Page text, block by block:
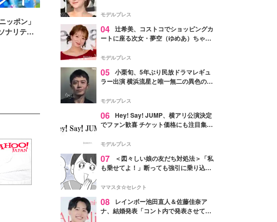
ッポン」
ナリティ
モデルプレス
04 辻希美、コストコでショッピングカ
ートに座る次女・夢空（ゆめあ）ちゃん
ぎ」「成長を感じる」の声
モデルプレス
05 小栗旬、5年ぶり民放ドラマレギュ
ラー出演 横浜流星と唯一無二の異色のバ
モデルプレス
06 Hey! Say! JUMP、横アリ公演決定
でファン歓喜 チケット価格にも注目集ま
モデルプレス
07
＜図々しい娘の友だち対処法＞「私
も乗せてよ！」断っても強引に乗り込ん
ママスタ☆セレクト
08
レインボー池田直人＆佐藤佳奈ア
ナ、結婚発表「コント内で発表させてい